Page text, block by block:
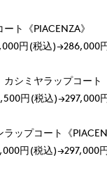
ト《PIACENZA》
円(税込)→286,000
シミヤラップコート
円(税込)→297,000
ップコート《
円(税込)→297,000